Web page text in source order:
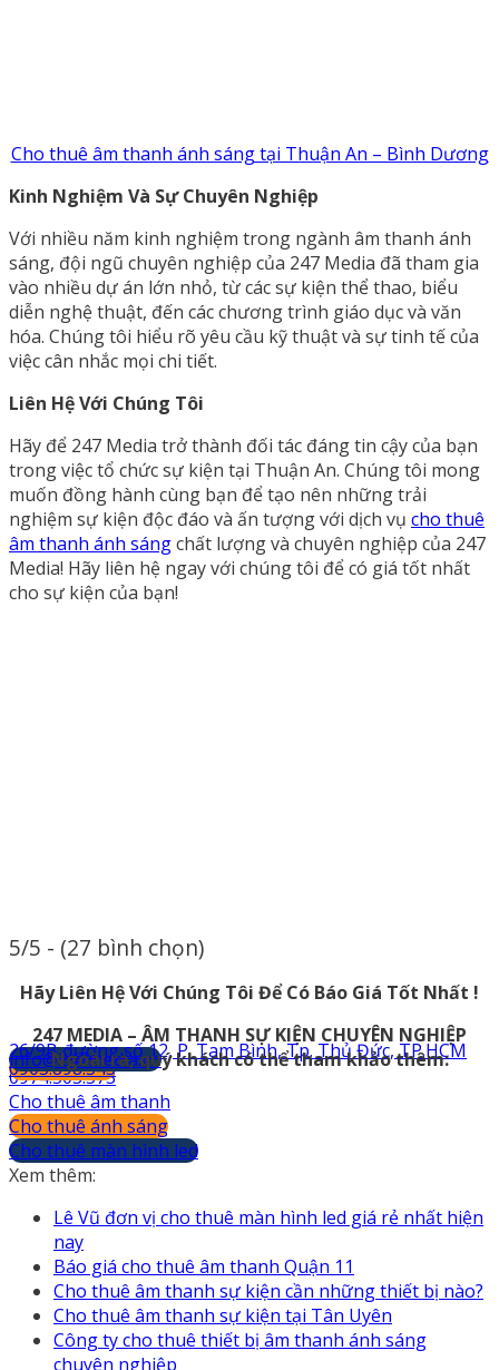
Cho thuê âm thanh ánh sáng tại Thuận An – Bình Dương
Kinh Nghiệm Và Sự Chuyên Nghiệp
Với nhiều năm kinh nghiệm trong ngành âm thanh ánh
sáng, đội ngũ chuyên nghiệp của 247 Media đã tham gia
vào nhiều dự án lớn nhỏ, từ các sự kiện thể thao, biểu
diễn nghệ thuật, đến các chương trình giáo dục và văn
hóa. Chúng tôi hiểu rõ yêu cầu kỹ thuật và sự tinh tế của
việc cân nhắc mọi chi tiết.
Liên Hệ Với Chúng Tôi
Hãy để 247 Media trở thành đối tác đáng tin cậy của bạn
trong việc tổ chức sự kiện tại Thuận An. Chúng tôi mong
muốn đồng hành cùng bạn để tạo nên những trải
nghiệm sự kiện độc đáo và ấn tượng với dịch vụ cho thuê
âm thanh ánh sángchất lượng và chuyên nghiệp của 247
Media! Hãy liên hệ ngay với chúng tôi để có giá tốt nhất
cho sự kiện của bạn!
5/5 - (27 bình chọn)
Hãy Liên Hệ Với Chúng Tôi Để Có Báo Giá Tốt Nhất !
247 MEDIA – ÂM THANH SỰ KIỆN CHUYÊN NGHIỆP
0974.503.573
0903.898.545
info@247media.vn
26/9B đường số 12, P. Tam Bình, Tp. Thủ Đức, TP.HCM
Ngoài ra, quý khách có thể tham khảo thêm:
Cho thuê âm thanh
Cho thuê ánh sáng
Cho thuê màn hình led
Xem thêm:
Lê Vũ đơn vị cho thuê màn hình led giá rẻ nhất hiện
nay
Báo giá cho thuê âm thanh Quận 11
Cho thuê âm thanh sự kiện cần những thiết bị nào?
Cho thuê âm thanh sự kiện tại Tân Uyên
Công ty cho thuê thiết bị âm thanh ánh sáng
chuyên nghiệp